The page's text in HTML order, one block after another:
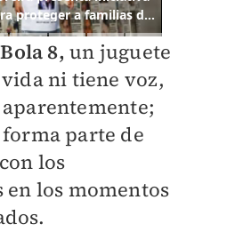
8, un juguete
ni tiene voz,
parte de
los
en los momentos